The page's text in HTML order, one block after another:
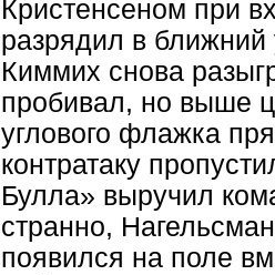
Кристенсеном при
разрядил в ближний
Киммих снова
пробивал, но выше
углового флажка
контратаку
Булла» выручил
странно,
появился на поле